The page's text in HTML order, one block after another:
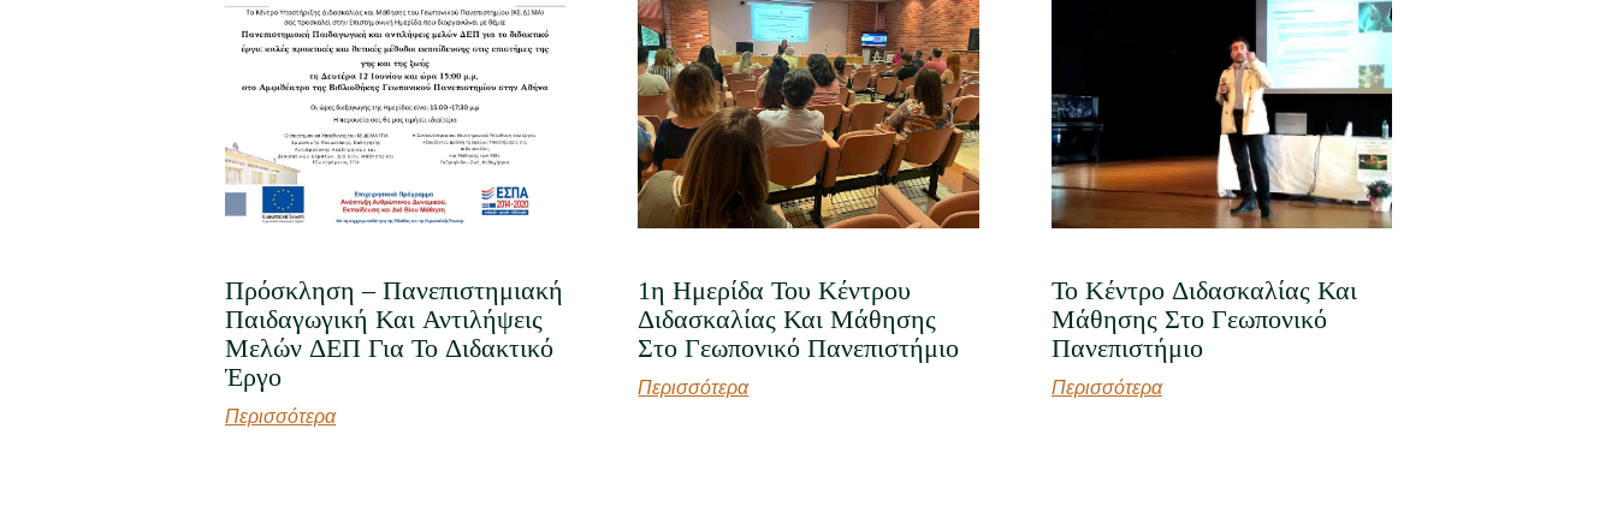
Πρόσκληση – Πανεπιστημιακή
Παιδαγωγική Και Αντιλήψεις
Μελών ΔΕΠ Για Το Διδακτικό
Έργο
Περισσότερα
1η Ημερίδα Του Κέντρου
Διδασκαλίας Και Μάθησης
Στο Γεωπονικό Πανεπιστήμιο
Περισσότερα
Το Κέντρο Διδασκαλίας Και
Μάθησης Στο Γεωπονικό
Πανεπιστήμιο
Περισσότερα